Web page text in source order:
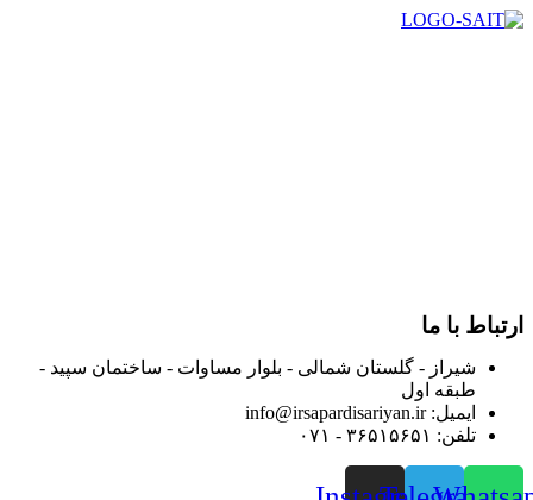
ارتباط با ما
شیراز - گلستان شمالی - بلوار مساوات - ساختمان سپید -
طبقه اول
ایمیل: info@irsapardisariyan.ir
تلفن: ۳۶۵۱۵۶۵۱ - ۰۷۱